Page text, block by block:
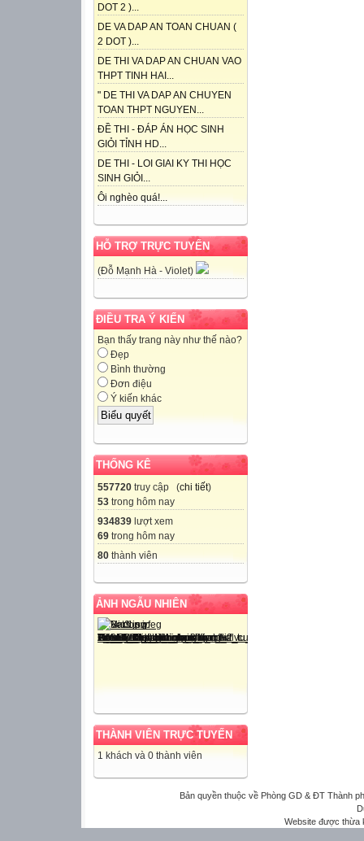
DOT 2 )...
DE VA DAP AN TOAN CHUAN (
2 DOT )...
DE THI VA DAP AN CHUAN VAO
THPT TINH HAI...
" DE THI VA DAP AN CHUYEN
TOAN THPT NGUYEN...
ĐỀ THI - ĐÁP ÁN HỌC SINH
GIỎI TỈNH HD...
DE THI - LOI GIAI KY THI HỌC
SINH GIỎI...
Ôi nghèo quá!...
HỖ TRỢ TRỰC TUYẾN
(Đỗ Mạnh Hà - Violet)
ĐIỀU TRA Ý KIẾN
Bạn thấy trang này như thế nào?
Đẹp
Bình thường
Đơn điệu
Ý kiến khác
THỐNG KÊ
557720 truy cập (chi tiết)
53 trong hôm nay
934839 lượt xem
69 trong hôm nay
80 thành viên
ẢNH NGẪU NHIÊN
THÀNH VIÊN TRỰC TUYẾN
1 khách và 0 thành viên
Bản quyền thuộc về Phòng GD & ĐT Thành
Website được thừa